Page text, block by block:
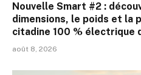
Nouvelle Smart #2 :
dimensions, le poids et la
citadine 100 % électrique
août 8, 2026